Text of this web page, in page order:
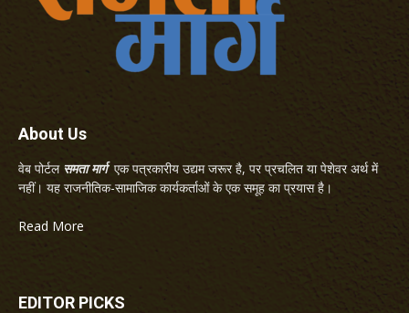
About Us
वेब पोर्टल समता मार्गएक पत्रकारीय उद्यम जरूर है, पर प्रचलित या पेशेवर अर्थ में
नहीं। यह राजनीतिक-सामाजिक कार्यकर्ताओं के एक समूह का प्रयास है।
Read More
EDITOR PICKS